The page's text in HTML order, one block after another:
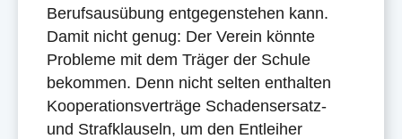
Berufsausübung entgegenstehen kann.
Damit nicht genug: Der Verein könnte
Probleme mit dem Träger der Schule
bekommen. Denn nicht selten enthalten
Kooperationsverträge Schadensersatz-
und Strafklauseln, um den Entleiher